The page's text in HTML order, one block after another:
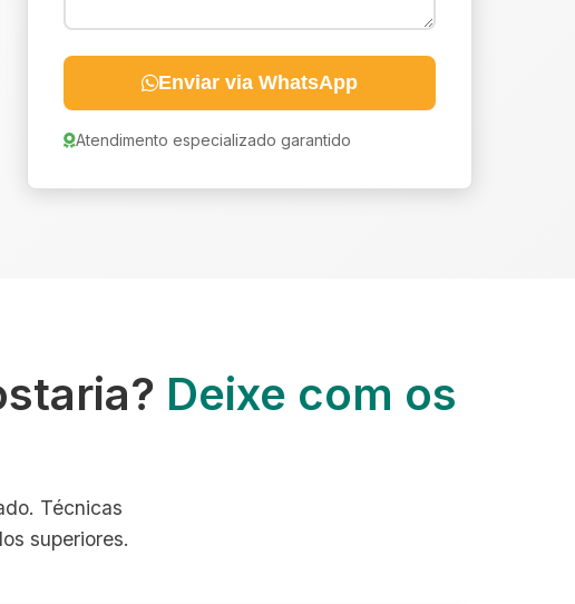
Enviar via WhatsApp
Atendimento especializado garantido
Deixe com os
Técnicas
superiores.